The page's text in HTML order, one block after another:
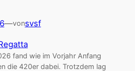
—vonsvsf
fand wie im Vorjahr Anfang
die 420er dabei. Trotzdem lag